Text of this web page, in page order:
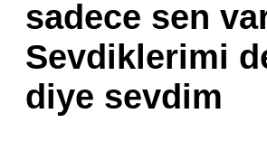
sadece sen
Sevdiklerimi
diye sevdim